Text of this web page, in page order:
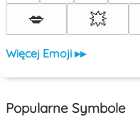
💋
💥
Więcej Emoji ▸▸
Popularne Symbole